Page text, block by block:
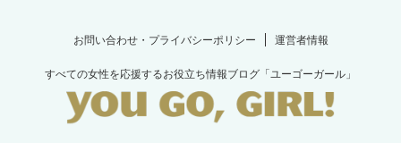
お問い合わせ・プライバシーポリシー 運営者情報
すべての女性を応援するお役立ち情報ブログ「ユーゴーガール」